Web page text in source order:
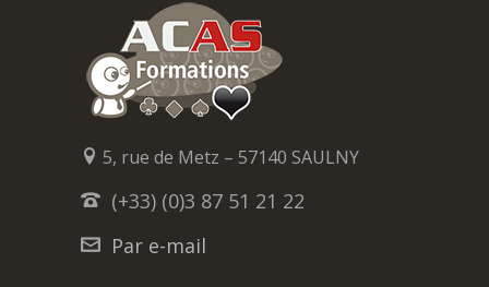
5, rue de Metz – 57140 SAULNY
(+33) (0)3 87 51 21 22
Par e-mail